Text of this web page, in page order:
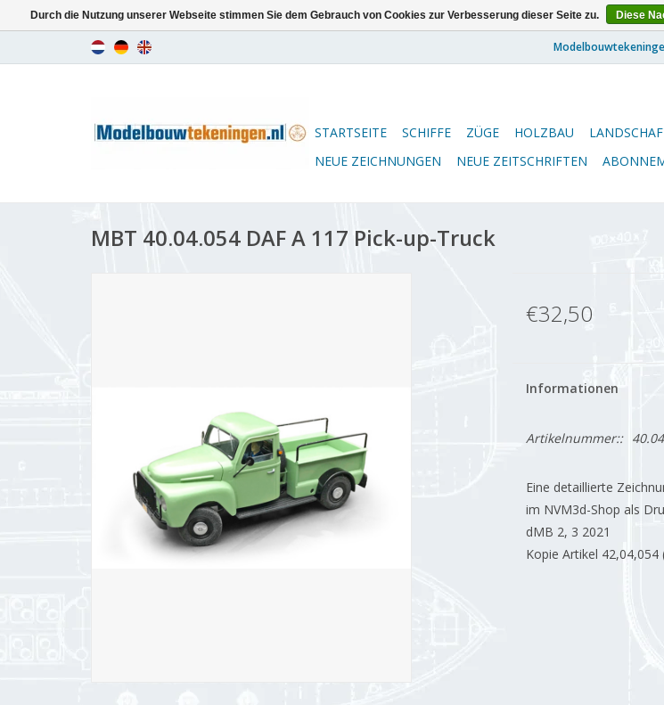
STARTSEITE SCHIFFE ZÜGE HOLZBAU
NEUE ZEICHNUNGEN
NEUE ZEITSCHRIFTEN
MBT 40.04.054 DAF A 117 Pick-up-Truck
€32,50
Informationen
Artikelnummer::
Eine detaillierte
im NVM3d-Shop als
dMB 2, 3 2021
Kopie Artikel 42,04,054
Durch die Nutzung unserer Webseite stimmen Sie dem Gebrauch von Cookies zur Verbesserung dieser Seite zu. Diese